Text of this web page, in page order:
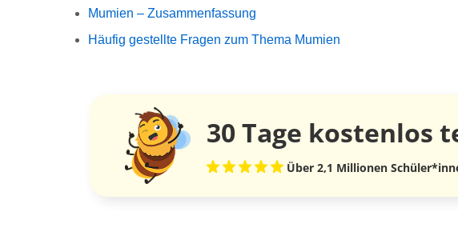
Mumien – Zusammenfassung
Häufig gestellte Fragen zum Thema Mumien
30 Tage kostenlos
Über 2,1 Millionen